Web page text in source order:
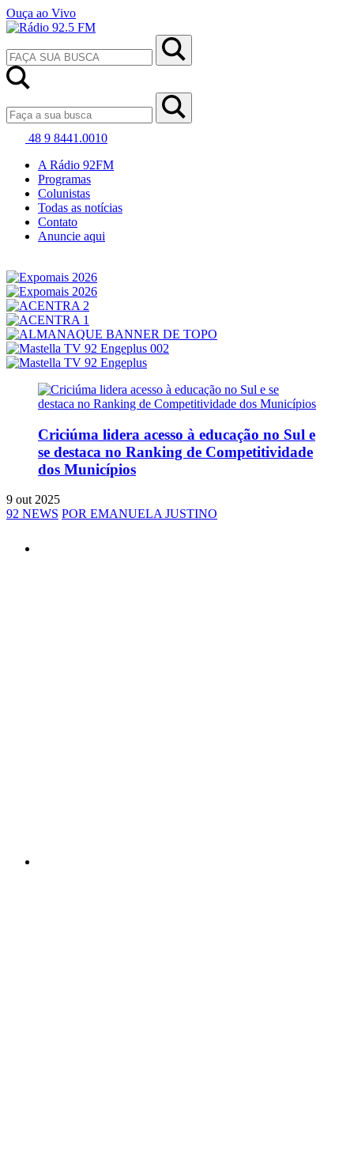
Ouça ao Vivo
48 9 8441.0010
A Rádio 92FM
Programas
Colunistas
Todas as notícias
Contato
Anuncie aqui
Criciúma lidera acesso à educação no Sul e
se destaca no Ranking de Competitividade
dos Municípios
9 out 2025
92 NEWS POR EMANUELA JUSTINO